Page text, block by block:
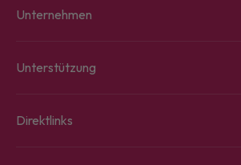
Unternehmen
Unterstützung
Direktlinks